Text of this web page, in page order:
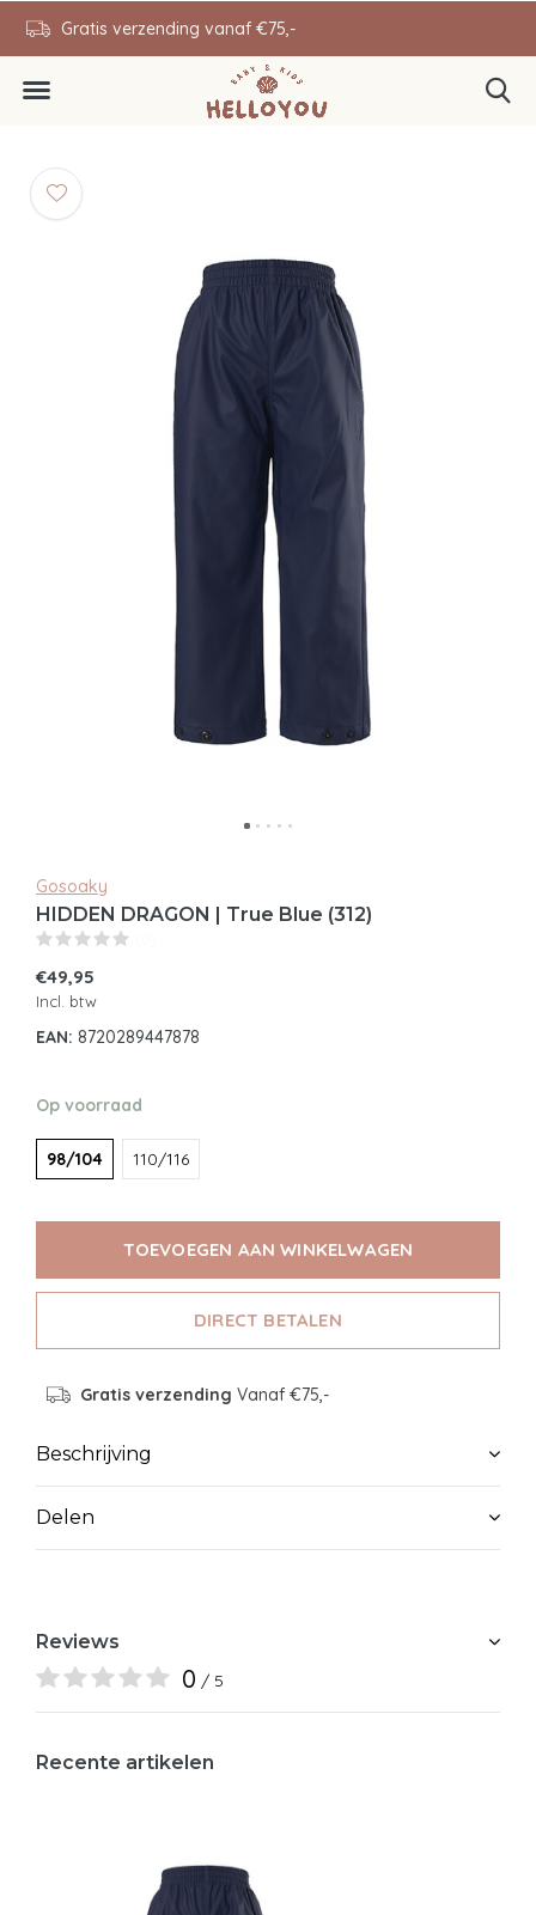
Gratis verzending vanaf €75,-
Gosoaky
HIDDEN DRAGON | True Blue (312)
€49,95
Incl. btw
EAN: 8720289447878
Op voorraad
98/104 110/116
TOEVOEGEN AAN WINKELWAGEN
DIRECT BETALEN
Gratis verzending Vanaf €75,-
Beschrijving
Delen
Reviews
0 / 5
Recente artikelen